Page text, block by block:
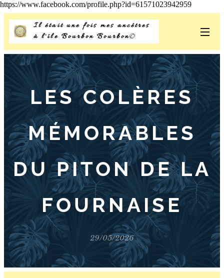
https://www.facebook.com/profile.php?id=61571023942959
Il était une fois mes ancêtres
à l'île Bourbon Bourbon©
LES COLÈRES
MÉMORABLES
DU PITON DE LA
FOURNAISE
29/05/2026